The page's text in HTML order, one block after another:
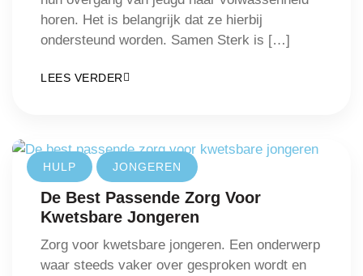
horen. Het is belangrijk dat ze hierbij
ondersteund worden. Samen Sterk is […]
LEES VERDER
HULP JONGEREN
De Best Passende Zorg Voor
Kwetsbare Jongeren
Zorg voor kwetsbare jongeren. Een onderwerp
waar steeds vaker over gesproken wordt en